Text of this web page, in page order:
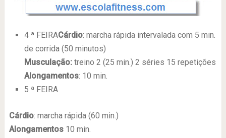
4 ª FEIRACárdio: marcha rápida intervalada com 5 min.
de corrida (50 minutos)
Musculação:treino 2 (25 min.) 2 séries 15 repetições
Alongamentos: 10 min.
5 ª FEIRA
Cárdio: marcha rápida (60 min.)
Alongamentos10 min.